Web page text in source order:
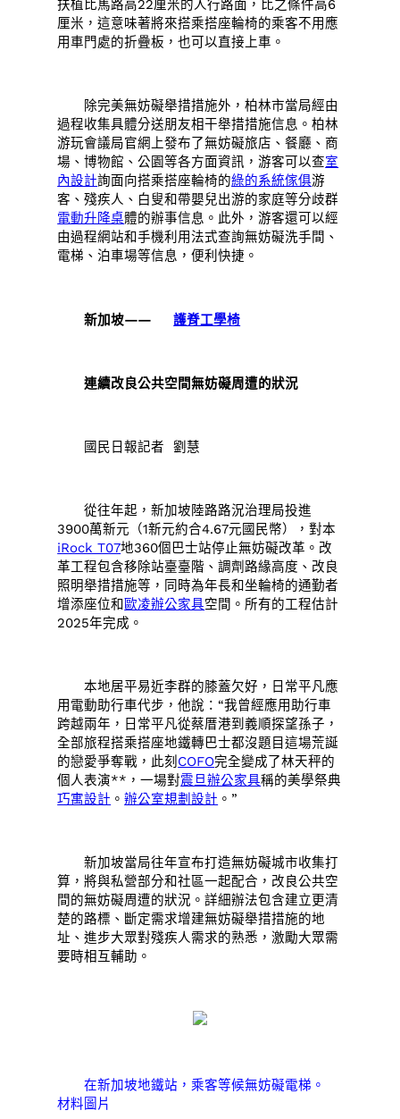
扶植比馬路高22厘米的人行路面，比之條件高6
厘米，這意味著將來搭乘搭座輪椅的乘客不用應
用車門處的折疊板，也可以直接上車。
除完美無妨礙舉措措施外，柏林市當局經由
過程收集具體分送朋友相干舉措措施信息。柏林
游玩會議局官網上發布了無妨礙旅店、餐廳、商
場、博物館、公園等各方面資訊，游客可以查室
內設計詢面向搭乘搭座輪椅的綠的系統傢俱游
客、殘疾人、白叟和帶嬰兒出游的家庭等分歧群
電動升降桌體的辦事信息。此外，游客還可以經
由過程網站和手機利用法式查詢無妨礙洗手間、
電梯、泊車場等信息，便利快捷。
新加坡——護脊工學椅
連續改良公共空間無妨礙周遭的狀況
國民日報記者 劉慧
從往年起，新加坡陸路路況治理局投進
3900萬新元（1新元約合4.67元國民幣），對本
iRock T07地360個巴士站停止無妨礙改革。改
革工程包含移除站臺臺階、調劑路緣高度、改良
照明舉措措施等，同時為年長和坐輪椅的通勤者
增添座位和歐凌辦公家具空間。所有的工程估計
2025年完成。
本地居平易近李群的膝蓋欠好，日常平凡應
用電動助行車代步，他說：“我曾經應用助行車
跨越兩年，日常平凡從蔡厝港到義順探望孫子，
全部旅程搭乘搭座地鐵轉巴士都沒題目這場荒誕
的戀愛爭奪戰，此刻 COFO完全變成了林天秤的
個人表演**，一場對震旦辦公家具稱的美學祭典
巧寓設計 。辦公室規劃設計 。”
新加坡當局往年宣布打造無妨礙城市收集打
算，將與私營部分和社區一起配合，改良公共空
間的無妨礙周遭的狀況。詳細辦法包含建立更清
楚的路標、斷定需求增建無妨礙舉措措施的地
址、進步大眾對殘疾人需求的熟悉，激勵大眾需
要時相互輔助。
在新加坡地鐵站，乘客等候無妨礙電梯。
材料圖片